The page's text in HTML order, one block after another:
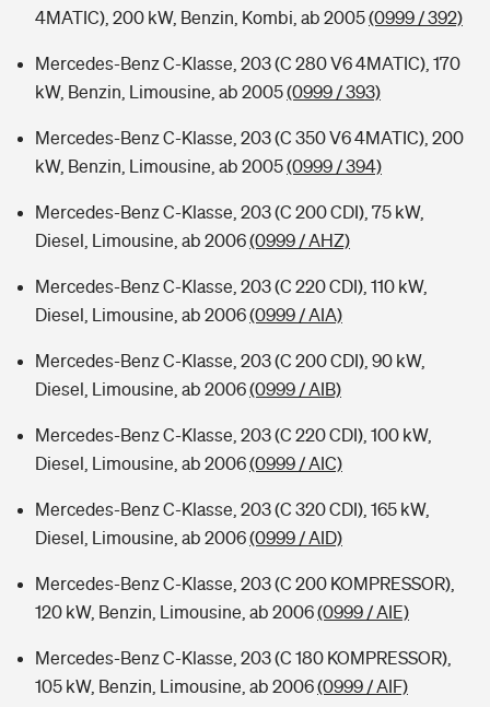
4MATIC), 200 kW, Benzin, Kombi, ab 2005(0999 / 392)
Mercedes-Benz C-Klasse, 203 (C 280 V6 4MATIC), 170
kW, Benzin, Limousine, ab 2005(0999 / 393)
Mercedes-Benz C-Klasse, 203 (C 350 V6 4MATIC), 200
kW, Benzin, Limousine, ab 2005(0999 / 394)
Mercedes-Benz C-Klasse, 203 (C 200 CDI), 75 kW,
Diesel, Limousine, ab 2006(0999 / AHZ)
Mercedes-Benz C-Klasse, 203 (C 220 CDI), 110 kW,
Diesel, Limousine, ab 2006(0999 / AIA)
Mercedes-Benz C-Klasse, 203 (C 200 CDI), 90 kW,
Diesel, Limousine, ab 2006(0999 / AIB)
Mercedes-Benz C-Klasse, 203 (C 220 CDI), 100 kW,
Diesel, Limousine, ab 2006(0999 / AIC)
Mercedes-Benz C-Klasse, 203 (C 320 CDI), 165 kW,
Diesel, Limousine, ab 2006(0999 / AID)
Mercedes-Benz C-Klasse, 203 (C 200 KOMPRESSOR),
120 kW, Benzin, Limousine, ab 2006(0999 / AIE)
Mercedes-Benz C-Klasse, 203 (C 180 KOMPRESSOR),
105 kW, Benzin, Limousine, ab 2006(0999 / AIF)